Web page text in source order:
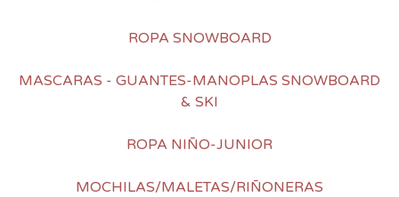
ROPA SNOWBOARD
MASCARAS - GUANTES-MANOPLAS SNOWBOARD
& SKI
ROPA NIÑO-JUNIOR
MOCHILAS/MALETAS/RIÑONERAS